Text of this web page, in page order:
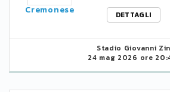
Cremonese
DETTAGLI
Stadio Giovanni Zin
24 mag 2026 ore